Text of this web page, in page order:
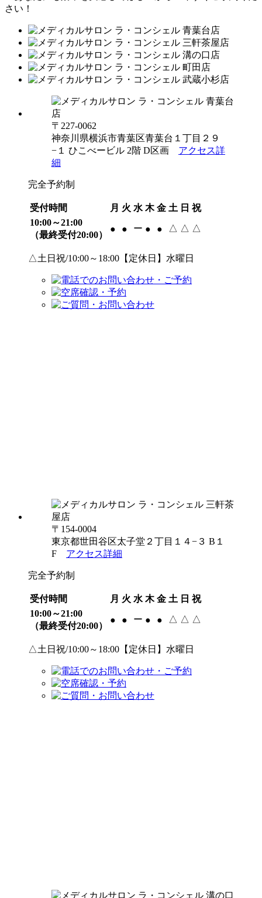
〒227-0062
神奈川県横浜市青葉区青葉台１丁目２９
−１ ひこべービル 2階 D区画 アクセス詳
細
完全予約制
受付時間 月 火 水 木 金 土 日 祝
10:00～21:00
（最終受付20:00）
● ● ー ● ● △ △ △
△土日祝/10:00～18:00【定休日】水曜日
〒154-0004
東京都世田谷区太子堂２丁目１４−３ B１
F アクセス詳細
完全予約制
受付時間 月 火 水 木 金 土 日 祝
10:00～21:00
（最終受付20:00）
● ● ー ● ● △ △ △
△土日祝/10:00～18:00【定休日】水曜日